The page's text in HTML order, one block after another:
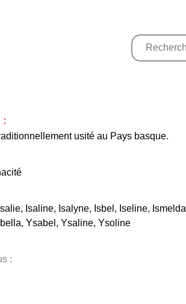
:
usité au Pays basque.
Isalie, Isaline, Isalyne, Isbel , Iseline, Ismelda
, Ysabel , Ysaline, Ysoline
: